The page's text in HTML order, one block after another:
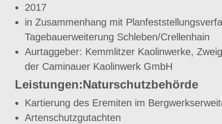
2017
in Zusammenhang mit
Tagebauerweiterung Schleben/Crellenhain
Aurtaggeber: Kemmlitzer Kaolinwerke,
der Caminauer Kaolinwerk GmbH
Leistungen:Naturschutzbehörde
Kartierung des Eremiten im
Artenschutzgutachten